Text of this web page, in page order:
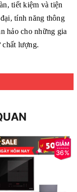
tiết kiệm và tiện
tính năng thông
hảo cho những gia
chất lượng.
36%